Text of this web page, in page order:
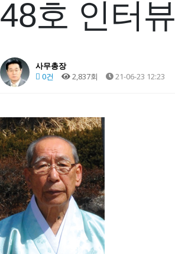
48호 인터뷰
사무총장
0건
2,837회 21-06-23 12:23